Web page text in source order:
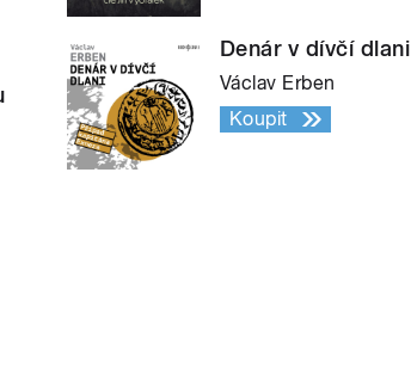
Denár v dívčí dlani
Václav Erben
Koupit